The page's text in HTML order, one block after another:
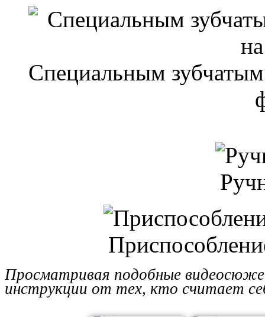
Специальным
Просматривая подобные
инструкции от тех, кто считает